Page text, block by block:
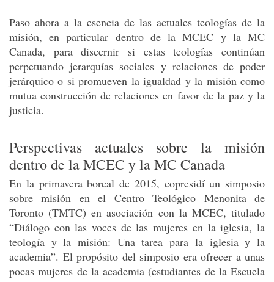
Paso ahora a la esencia de las actuales teologías de la
misión, en particular dentro de la MCEC y la MC
Canada, para discernir si estas teologías continúan
perpetuando jerarquías sociales y relaciones de poder
jerárquico o si promueven la igualdad y la misión como
mutua construcción de relaciones en favor de la paz y la
justicia.
Perspectivas actuales sobre la misión
dentro de la MCEC y la MC Canada
En la primavera boreal de 2015, copresidí un simposio
sobre misión en el Centro Teológico Menonita de
Toronto (TMTC) en asociación con la MCEC, titulado
“Diálogo con las voces de las mujeres en la iglesia, la
teología y la misión: Una tarea para la iglesia y la
academia”. El propósito del simposio era ofrecer a unas
pocas mujeres de la academia (estudiantes de la Escuela